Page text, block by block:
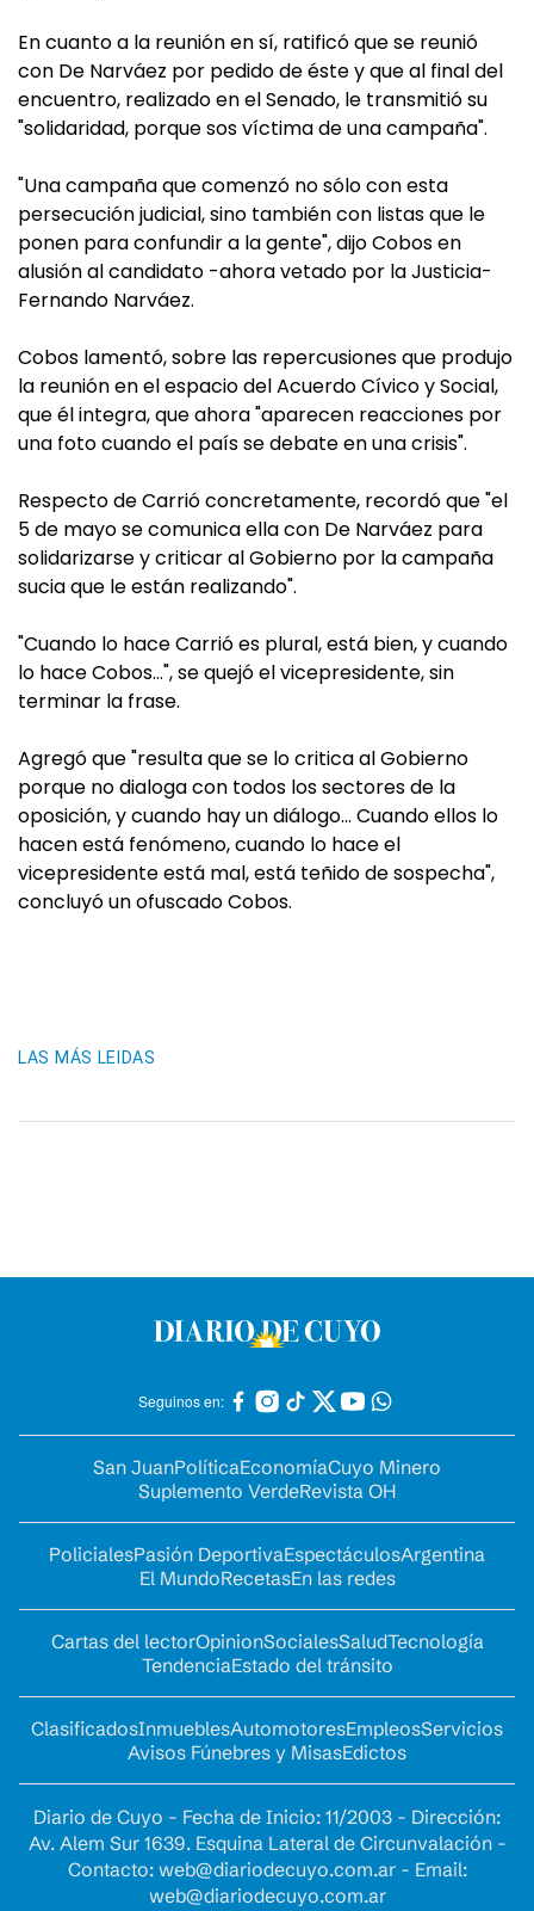
En cuanto a la reunión en sí, ratificó que se reunió
con De Narváez por pedido de éste y que al final del
encuentro, realizado en el Senado, le transmitió su
"solidaridad, porque sos víctima de una campaña".
"Una campaña que comenzó no sólo con esta
persecución judicial, sino también con listas que le
ponen para confundir a la gente", dijo Cobos en
alusión al candidato -ahora vetado por la Justicia-
Fernando Narváez.
Cobos lamentó, sobre las repercusiones que produjo
la reunión en el espacio del Acuerdo Cívico y Social,
que él integra, que ahora "aparecen reacciones por
una foto cuando el país se debate en una crisis".
Respecto de Carrió concretamente, recordó que "el
5 de mayo se comunica ella con De Narváez para
solidarizarse y criticar al Gobierno por la campaña
sucia que le están realizando".
"Cuando lo hace Carrió es plural, está bien, y cuando
lo hace Cobos…", se quejó el vicepresidente, sin
terminar la frase.
Agregó que "resulta que se lo critica al Gobierno
porque no dialoga con todos los sectores de la
oposición, y cuando hay un diálogo… Cuando ellos lo
hacen está fenómeno, cuando lo hace el
vicepresidente está mal, está teñido de sospecha",
concluyó un ofuscado Cobos.
LAS MÁS LEIDAS
Seguinos en:
San JuanPolíticaEconomíaCuyo Minero
Suplemento VerdeRevista OH
PolicialesPasión DeportivaEspectáculosArgentina
El MundoRecetasEn las redes
Cartas del lectorOpinionSocialesSaludTecnología
TendenciaEstado del tránsito
ClasificadosInmueblesAutomotoresEmpleosServicios
Avisos Fúnebres y MisasEdictos
Diario de Cuyo - Fecha de Inicio: 11/2003 - Dirección:
Av. Alem Sur 1639. Esquina Lateral de Circunvalación -
Contacto: web@diariodecuyo.com.ar- Email:
web@diariodecuyo.com.ar